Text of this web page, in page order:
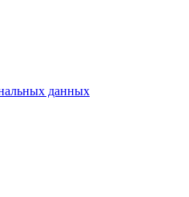
данных